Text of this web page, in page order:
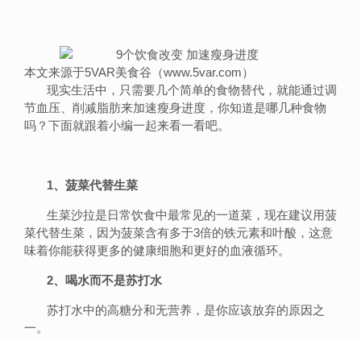
本文来源于5VAR美食谷（www.5var.com）
现实生活中，只需要几个简单的食物替代，就能通过调
节血压、削减脂肪来加速瘦身进度，你知道是哪几种食物
吗？下面就跟着小编一起来看一看吧。
1、菠菜代替生菜
生菜沙拉是日常饮食中最常见的一道菜，现在建议用菠
菜代替生菜，因为菠菜含有多于3倍的铁元素和叶酸，这意
味着你能获得更多的健康细胞和更好的血液循环。
2、喝水而不是苏打水
苏打水中的高糖分和无营养，是你应该放弃的原因之
一。